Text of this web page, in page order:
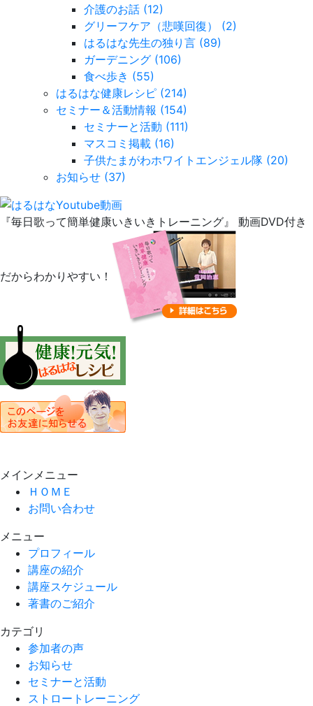
介護のお話 (12)
グリーフケア（悲嘆回復） (2)
はるはな先生の独り言 (89)
ガーデニング (106)
食べ歩き (55)
はるはな健康レシピ (214)
セミナー＆活動情報 (154)
セミナーと活動 (111)
マスコミ掲載 (16)
子供たまがわホワイトエンジェル隊 (20)
お知らせ (37)
『毎日歌って簡単健康いきいきトレーニング』 動画DVD付き
だからわかりやすい！
メインメニュー
ＨＯＭＥ
お問い合わせ
メニュー
プロフィール
講座の紹介
講座スケジュール
著書のご紹介
カテゴリ
参加者の声
お知らせ
セミナーと活動
ストロートレーニング